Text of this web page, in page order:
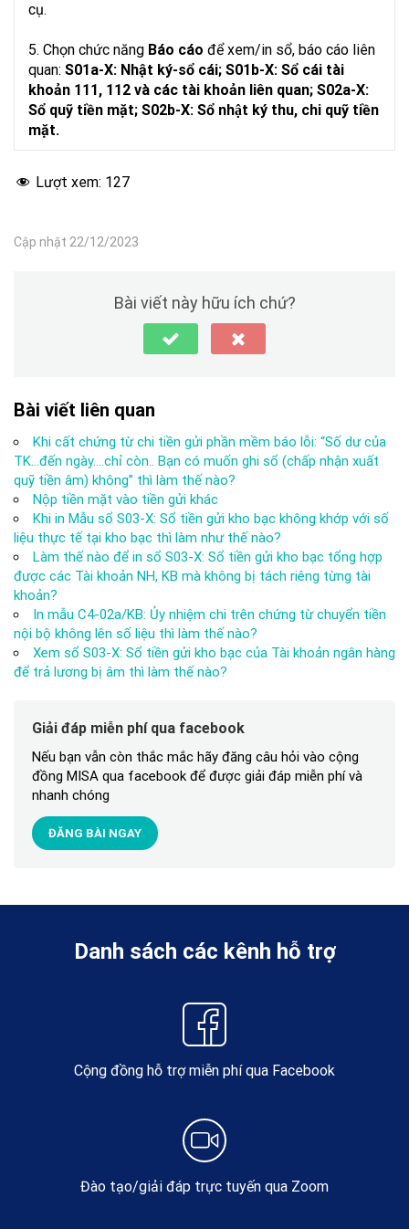
cụ.
5. Chọn chức năng Báo cáo để xem/in sổ, báo cáo liên
quan: S01a-X: Nhật ký-sổ cái; S01b-X: Sổ cái tài
khoản 111, 112 và các tài khoản liên quan; S02a-X:
Sổ quỹ tiền mặt; S02b-X: Sổ nhật ký thu, chi quỹ tiền
mặt.
Lượt xem: 127
Cập nhật 22/12/2023
Bài viết này hữu ích chứ?
Bài viết liên quan
Khi cất chứng từ chi tiền gửi phần mềm báo lỗi: “Số dư của
TK…đến ngày….chỉ còn.. Bạn có muốn ghi sổ (chấp nhận xuất
quỹ tiền âm) không” thì làm thế nào?
Nộp tiền mặt vào tiền gửi khác
Khi in Mẫu sổ S03-X: Sổ tiền gửi kho bạc không khớp với số
liệu thực tế tại kho bạc thì làm như thế nào?
Làm thế nào để in sổ S03-X: Sổ tiền gửi kho bạc tổng hợp
được các Tài khoản NH, KB mà không bị tách riêng từng tài
khoản?
In mẫu C4-02a/KB: Ủy nhiệm chi trên chứng từ chuyển tiền
nội bộ không lên số liệu thì làm thế nào?
Xem sổ S03-X: Sổ tiền gửi kho bạc của Tài khoản ngân hàng
để trả lương bị âm thì làm thế nào?
Giải đáp miễn phí qua facebook
Nếu bạn vẫn còn thắc mắc hãy đăng câu hỏi vào cộng
đồng MISA qua facebook để được giải đáp miễn phí và
nhanh chóng
ĐĂNG BÀI NGAY
Danh sách các kênh hỗ trợ
Cộng đồng hỗ trợ miễn phí qua Facebook
Đào tạo/giải đáp trực tuyến qua Zoom